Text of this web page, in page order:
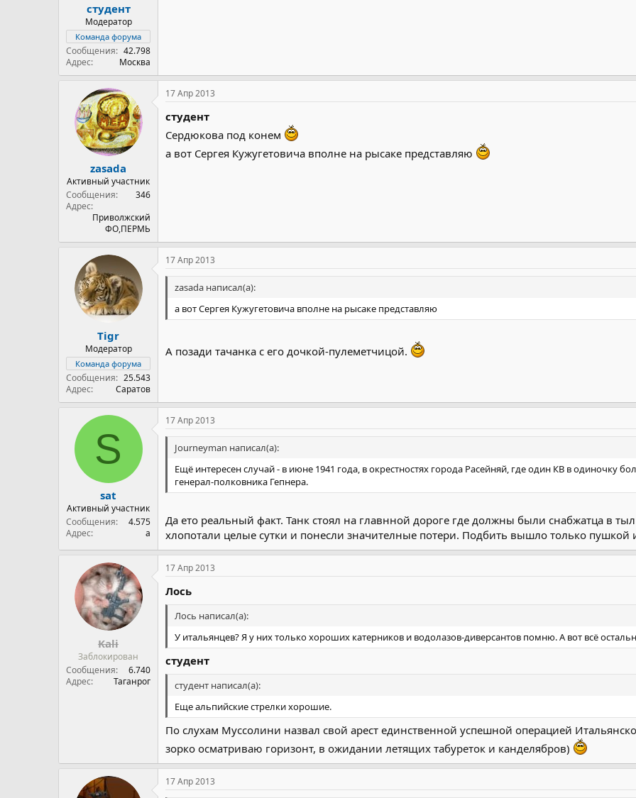
студент
Модератор
Команда форума
Сообщения
42.798
Адрес
Москва
zasada
Активный участник
Сообщения
346
Адрес
Приволжский
ФО,ПЕРМЬ
17 Апр 2013
студент
Сердюкова под конем
а вот Сергея Кужугетовича вполне на рысаке представляю
Tigr
Модератор
Команда форума
Сообщения
25.543
Адрес
Саратов
17 Апр 2013
zasada написал(а):
а вот Сергея Кужугетовича вполне на рысаке представляю
А позади тачанка с его дочкой-пулеметчицой.
S
sat
Активный участник
Сообщения
4.575
Адрес
a
17 Апр 2013
Journeyman написал(а):
Ещё интересен случай - в июне 1941 года, в окрестностях города Расейняй, где один КВ в одиночку
генерал-полковника Гепнера.
Да ето реальный факт. Танк стоял на главнной дороге где должны были снабжатца в
хлопотали целые сутки и понесли значителные потери. Подбить вышло только пушкой
Kali
Заблокирован
Сообщения
6.740
Адрес
Таганрог
17 Апр 2013
Лось
Лось написал(а):
У итальянцев? Я у них только хороших катерников и водолазов-диверсантов помню. А вот всё
студент
студент написал(а):
Еще альпийские стрелки хорошие.
По слухам Муссолини назвал свой арест единственной успешной операцией
зорко осматриваю горизонт, в ожидании летящих табуреток и канделябров)
17 Апр 2013